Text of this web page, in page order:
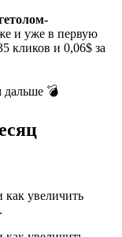
и уже в первую
кликов и 0,06$ за
дальше 💣